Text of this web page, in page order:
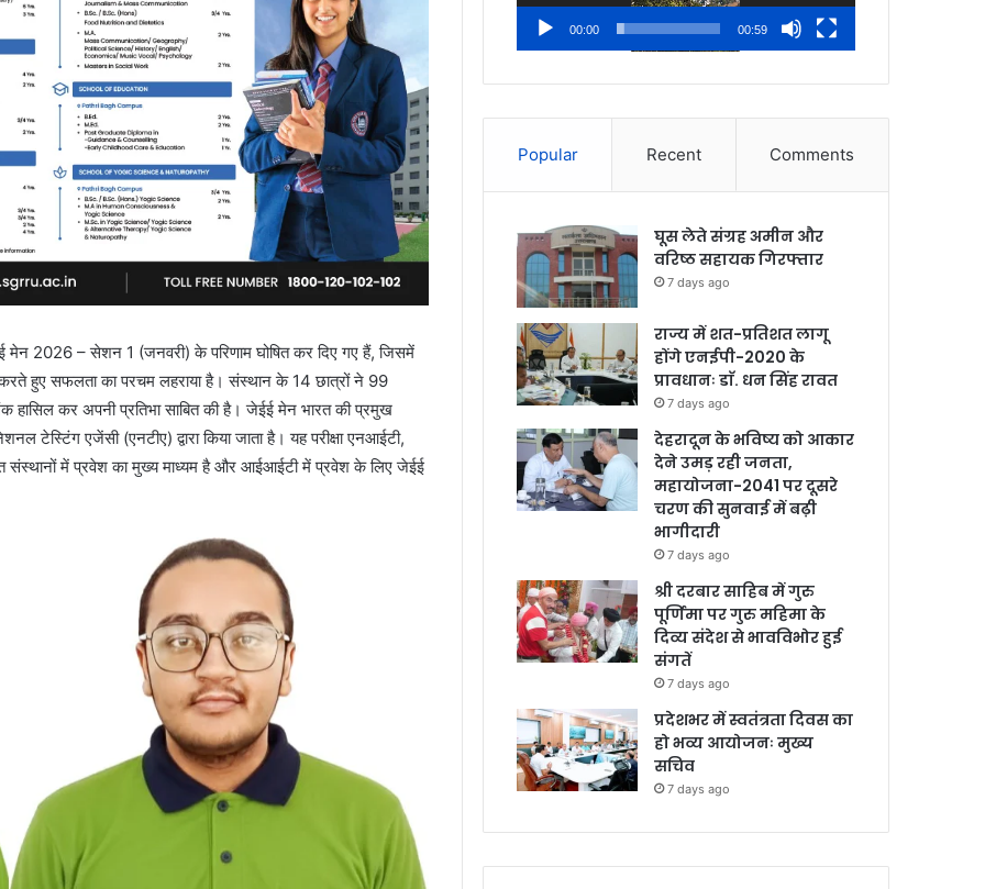
मेन 2026 – सेशन 1 (जनवरी) के परिणाम घोषित कर दिए गए हैं, जिसमें
हुए सफलता का परचम लहराया है। संस्थान के 14 छात्रों ने 99
कर अपनी प्रतिभा साबित की है। जेईई मेन भारत की प्रमुख
टेस्टिंग एजेंसी (एनटीए) द्वारा किया जाता है। यह परीक्षा एनआईटी,
संस्थानों में प्रवेश का मुख्य माध्यम है और आईआईटी में प्रवेश के लिए जेईई
00:00 00:59
Popular Recent Comments
घूस लेते संग्रह अमीन और
वरिष्ठ सहायक गिरफ्तार
7 days ago
राज्य में शत-प्रतिशत लागू
होंगे एनईपी-2020 के
प्रावधानः डाॅ. धन सिंह रावत
7 days ago
देहरादून के भविष्य को आकार
देने उमड़ रही जनता,
महायोजना-2041 पर दूसरे
चरण की सुनवाई में बढ़ी
भागीदारी
7 days ago
श्री दरबार साहिब में गुरु
पूर्णिमा पर गुरु महिमा के
दिव्य संदेश से भावविभोर हुई
संगतें
7 days ago
प्रदेशभर में स्वतंत्रता दिवस का
हो भव्य आयोजनः मुख्य
सचिव
7 days ago